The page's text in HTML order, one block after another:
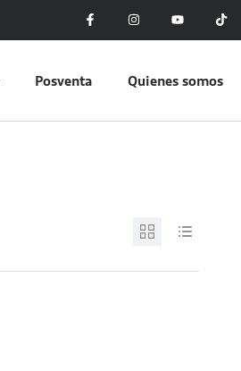
Posventa Quienes somos